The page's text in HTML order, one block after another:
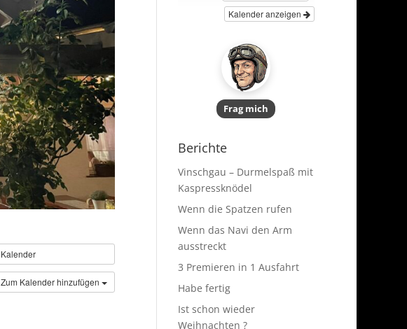
Kalender
Zum Kalender hinzufügen
Kalender anzeigen
Frag mich
Berichte
Vinschgau – Durmelspaß mit
Kaspressknödel
Wenn die Spatzen rufen
Wenn das Navi den Arm
ausstreckt
3 Premieren in 1 Ausfahrt
Habe fertig
Ist schon wieder
Weihnachten ?